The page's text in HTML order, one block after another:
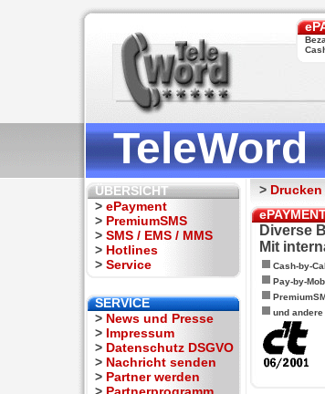
TeleWord
ÜBERSICHT
> ePayment
> PremiumSMS
> SMS / EMS / MMS
> Hotlines
> Service
SERVICE
> News und Presse
> Impressum
> Datenschutz DSGVO
> Nachricht senden
> Partner werden
> Drucken
Diverse
Mit
Cash-by-
Pay-by-
und